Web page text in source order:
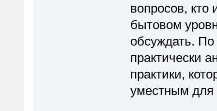
вопросов, кто
бытовом
обсуждать.
практически
практики,
уместным для